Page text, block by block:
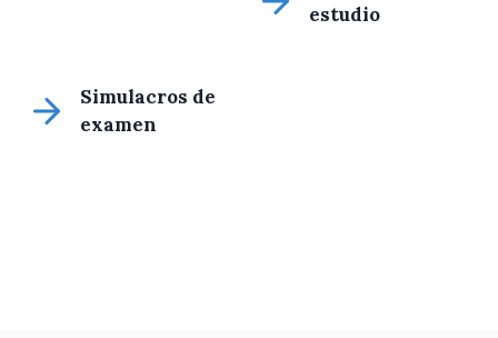
estudio
Simulacros de
examen